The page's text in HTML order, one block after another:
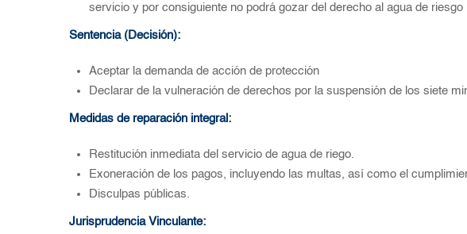
servicio y por consiguiente no podrá gozar del derecho al agua de riesgo
Sentencia (Decisión):
Aceptar la demanda de acción de protección
Declarar de la vulneración de derechos por la suspensión de los siete
Medidas de reparación integral:
Restitución inmediata del servicio de agua de riego.
Exoneración de los pagos, incluyendo las multas, así como el
Disculpas públicas.
Jurisprudencia Vinculante: